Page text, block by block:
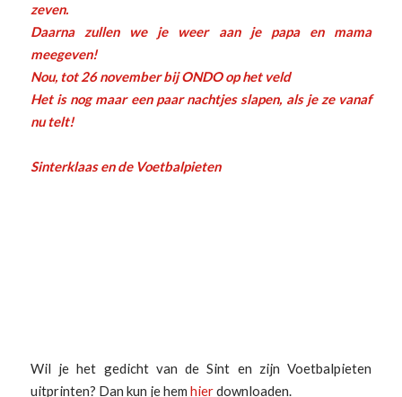
zeven.
Daarna zullen we je weer aan je papa en mama
meegeven!
Nou, tot 26 november bij ONDO op het veld
Het is nog maar een paar nachtjes slapen, als je ze vanaf
nu telt!
Sinterklaas en de Voetbalpieten
Wil je het gedicht van de Sint en zijn Voetbalpieten
uitprinten? Dan kun je hem hierdownloaden.